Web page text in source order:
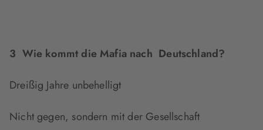
3 Wie kommt die Mafia nach Deutschland?
Dreißig Jahre unbehelligt
Nicht gegen, sondern mit der Gesellschaft